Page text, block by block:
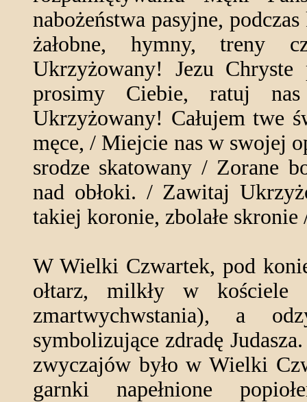
nabożeństwa pasyjne,
żałobne, hymny, treny
Ukrzyżowany! Jezu
prosimy Ciebie, ratuj
Ukrzyżowany! Całujem twe
męce, / Miejcie nas w swojej
srodze skatowany / Zorane
nad obłoki. / Zawitaj
takiej koronie, zbolałe
W Wielki Czwartek, pod
ołtarz, milkły w
zmartwychwstania), a
symbolizujące zdradę
zwyczajów było w Wielki
garnki napełnione